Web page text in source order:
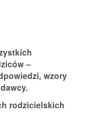
–
wzory
rodzicielskich